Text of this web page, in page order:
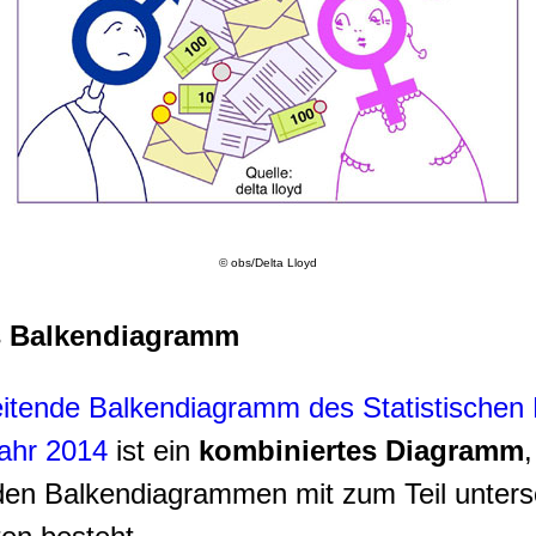
© obs/Delta Lloyd
Balkendiagramm des Statistischen
2014 ist ein kombiniertes Diagramm
Balkendiagrammen mit zum Teil